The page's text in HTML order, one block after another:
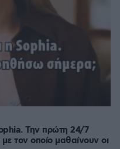
Την πρώτη 24/7
τον οποίο μαθαίνουν οι